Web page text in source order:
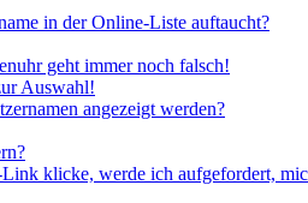
in der Online-Liste auftaucht?
geht immer noch falsch!
Auswahl!
angezeigt werden?
klicke, werde ich aufgefordert,